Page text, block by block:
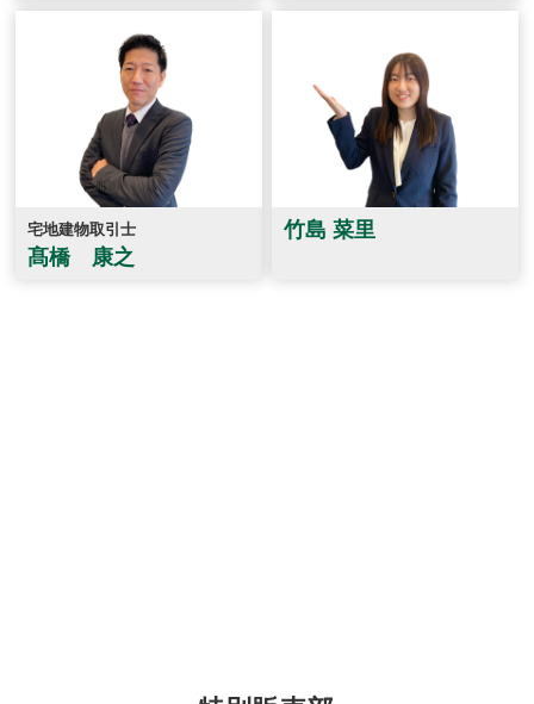
宅地建物取引士
髙橋 康之
竹島 菜里